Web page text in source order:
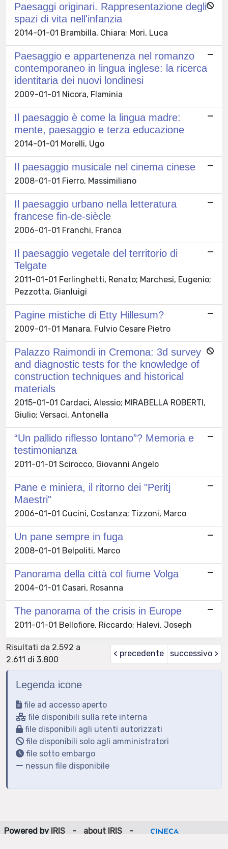
Paesaggi originari. Rappresentazione degli
spazi di vita nell'infanzia
2014-01-01 Brambilla, Chiara; Mori, Luca
Paesaggio e appartenenza nel romanzo
contemporaneo in lingua inglese: la ricerca
identitaria dei nuovi londinesi
2009-01-01 Nicora, Flaminia
Il paesaggio è come la lingua madre:
mente, paesaggio e terza educazione
2014-01-01 Morelli, Ugo
Il paesaggio musicale nel cinema cinese
2008-01-01 Fierro, Massimiliano
Il paesaggio urbano nella letteratura
francese fin-de-siècle
2006-01-01 Franchi, Franca
Il paesaggio vegetale del territorio di
Telgate
2011-01-01 Ferlinghetti, Renato; Marchesi, Eugenio;
Pezzotta, Gianluigi
Pagine mistiche di Etty Hillesum?
2009-01-01 Manara, Fulvio Cesare Pietro
Palazzo Raimondi in Cremona: 3d survey
and diagnostic tests for the knowledge of
construction techniques and historical
materials
2015-01-01 Cardaci, Alessio; MIRABELLA ROBERTI,
Giulio; Versaci, Antonella
“Un pallido riflesso lontano”? Memoria e
testimonianza
2011-01-01 Scirocco, Giovanni Angelo
Pane e miniera, il ritorno dei "Peritj
Maestri"
2006-01-01 Cucini, Costanza; Tizzoni, Marco
Un pane sempre in fuga
2008-01-01 Belpoliti, Marco
Panorama della città col fiume Volga
2004-01-01 Casari, Rosanna
The panorama of the crisis in Europe
2011-01-01 Bellofiore, Riccardo; Halevi, Joseph
Risultati da 2.592 a
2.611 di 3.800
< precedente successivo >
Legenda icone
file ad accesso aperto
file disponibili sulla rete interna
file disponibili agli utenti autorizzati
file disponibili solo agli amministratori
file sotto embargo
nessun file disponibile
Powered by IRIS - about IRIS
-